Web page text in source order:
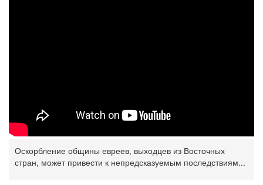
Оскорбление общины евреев, выходцев из Восточных
стран, может привести к непредсказуемым последствиям...